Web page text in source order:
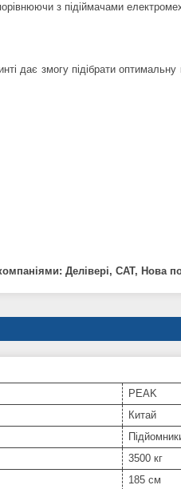
з підіймачами
дає змогу підібрати
Делівері, САТ, Нова
PEAK
Китай
3500 кг
185 см